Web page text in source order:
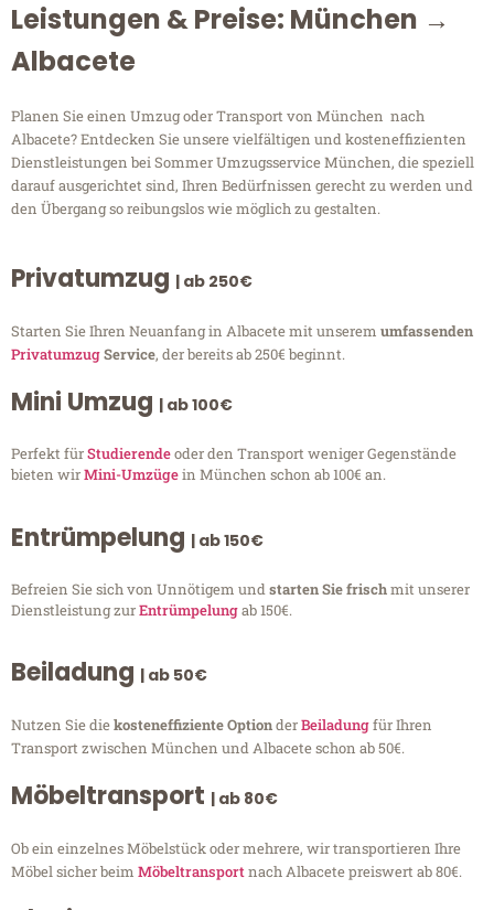
Leistungen & Preise: München →
Albacete
Planen Sie einen Umzug oder Transport von München nach
Albacete? Entdecken Sie unsere vielfältigen und kosteneffizienten
Dienstleistungen bei Sommer Umzugsservice München, die speziell
darauf ausgerichtet sind, Ihren Bedürfnissen gerecht zu werden und
den Übergang so reibungslos wie möglich zu gestalten.
Privatumzug | ab 250€
Starten Sie Ihren Neuanfang in Albacete mit unserem umfassenden
PrivatumzugService, der bereits ab 250€ beginnt.
Mini Umzug | ab 100€
Perfekt fürStudierendeoder den Transport weniger Gegenstände
bieten wirMini-Umzügein München schon ab 100€ an.
Entrümpelung | ab 150€
Befreien Sie sich von Unnötigem undstarten Sie frischmit unserer
Dienstleistung zurEntrümpelungab 150€.
Beiladung | ab 50€
Nutzen Sie diekosteneffiziente OptionderBeiladungfür Ihren
Transport zwischen München und Albacete schon ab 50€.
Möbeltransport | ab 80€
Ob ein einzelnes Möbelstück oder mehrere, wir transportieren Ihre
Möbel sicher beim Möbeltransportnach Albacete preiswert ab 80€.